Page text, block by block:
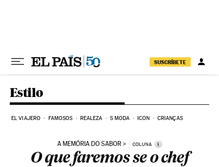
SUSCRÍBETE
Estilo
EL VIAJERO FAMOSOS REALEZA S MODA ICON CRIANÇAS
A MEMÓRIA DO SABOR COLUNA i
O que faremos se o chef